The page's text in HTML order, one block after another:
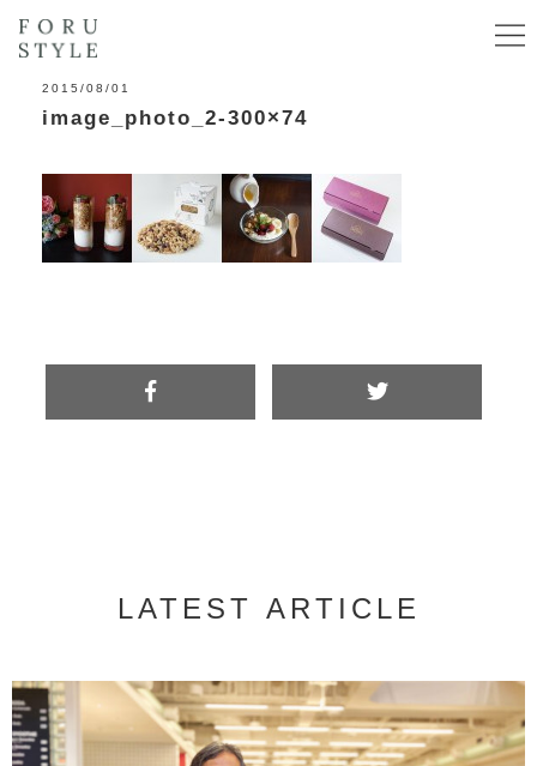
2015/08/01
image_photo_2-300×74
LATEST ARTICLE